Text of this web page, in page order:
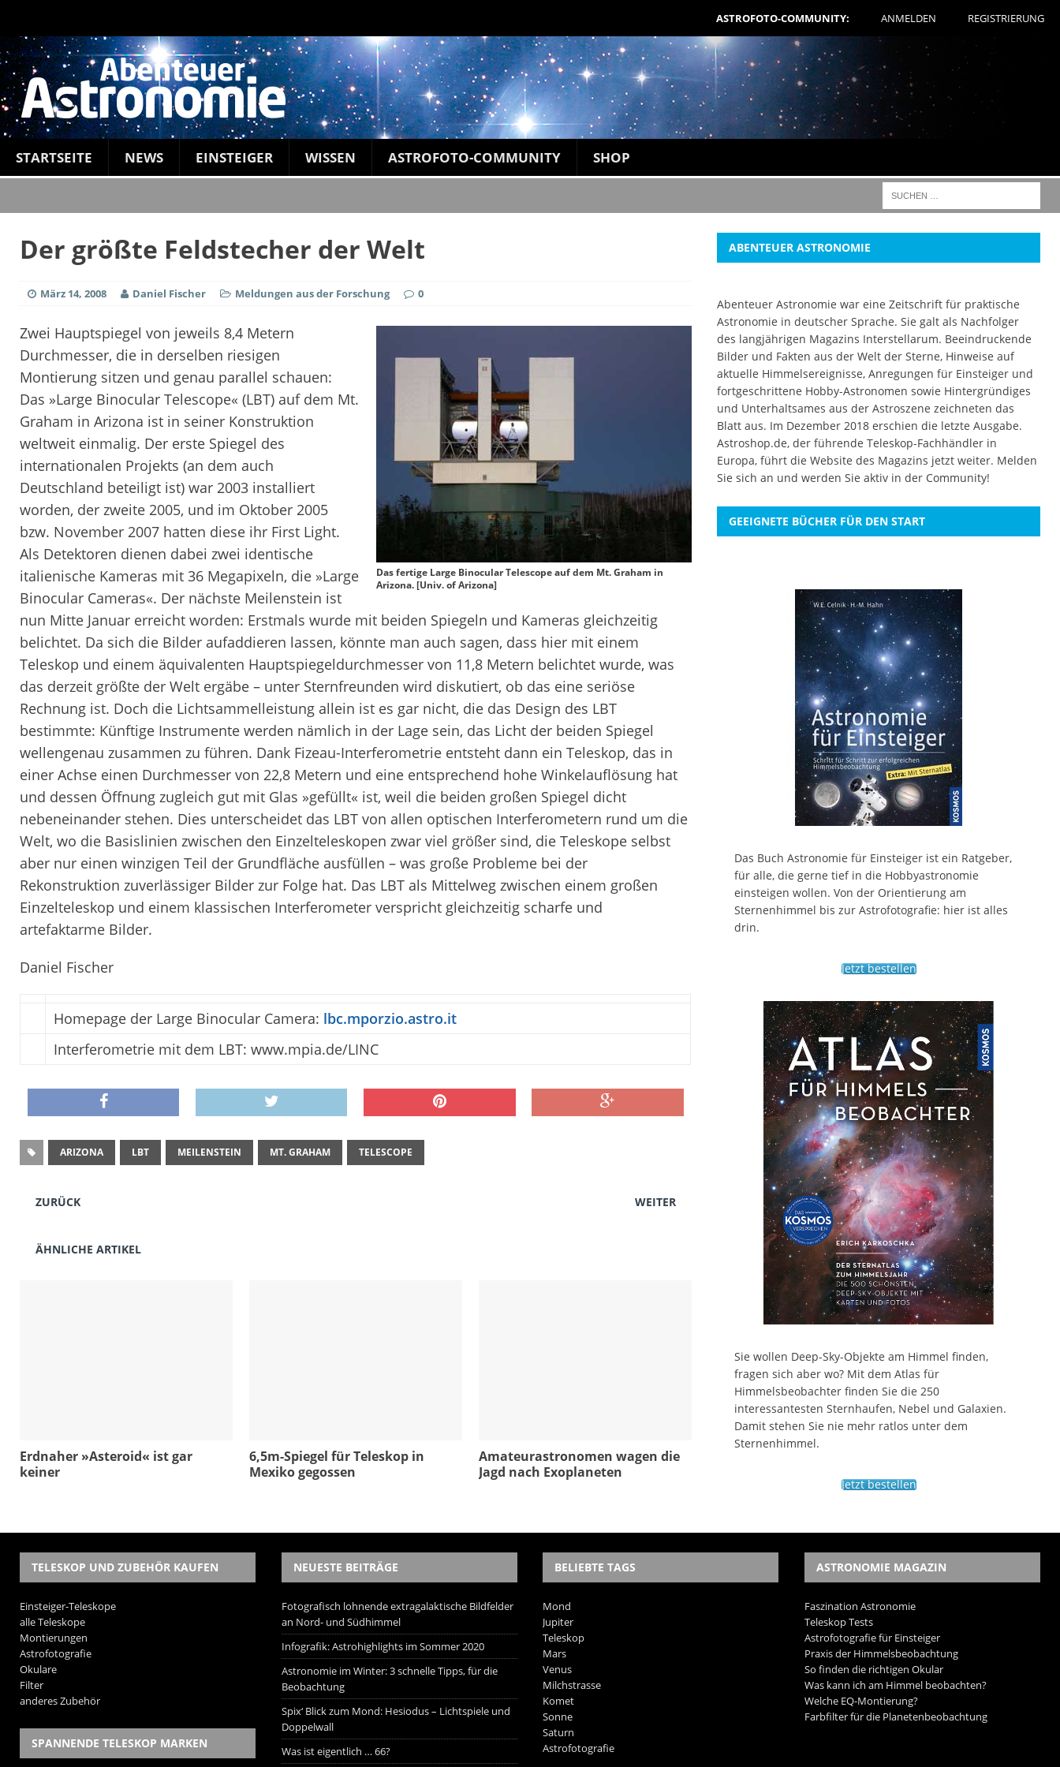
ASTROFOTO-COMMUNITY: ANMELDEN REGISTRIERUNG
STARTSEITE NEWS EINSTEIGER WISSEN ASTROFOTO-COMMUNITY SHOP
Der größte Feldstecher der Welt
März 14, 2008 Daniel Fischer Meldungen aus der Forschung 0
Das fertige Large Binocular Telescope auf dem Mt. Graham in
Arizona. [Univ. of Arizona]
Zwei Hauptspiegel von jeweils 8,4 Metern
Durchmesser, die in derselben riesigen
Montierung sitzen und genau parallel schauen:
Das »Large Binocular Telescope« (LBT) auf dem Mt.
Graham in Arizona ist in seiner Konstruktion
weltweit einmalig. Der erste Spiegel des
internationalen Projekts (an dem auch
Deutschland beteiligt ist) war 2003 installiert
worden, der zweite 2005, und im Oktober 2005
bzw. November 2007 hatten diese ihr First Light.
Als Detektoren dienen dabei zwei identische
italienische Kameras mit 36 Megapixeln, die »Large
Binocular Cameras«. Der nächste Meilenstein ist
nun Mitte Januar erreicht worden: Erstmals wurde mit beiden Spiegeln und Kameras gleichzeitig
belichtet. Da sich die Bilder aufaddieren lassen, könnte man auch sagen, dass hier mit einem
Teleskop und einem äquivalenten Hauptspiegeldurchmesser von 11,8 Metern belichtet wurde, was
das derzeit größte der Welt ergäbe – unter Sternfreunden wird diskutiert, ob das eine seriöse
Rechnung ist. Doch die Lichtsammelleistung allein ist es gar nicht, die das Design des LBT
bestimmte: Künftige Instrumente werden nämlich in der Lage sein, das Licht der beiden Spiegel
wellengenau zusammen zu führen. Dank Fizeau-Interferometrie entsteht dann ein Teleskop, das in
einer Achse einen Durchmesser von 22,8 Metern und eine entsprechend hohe Winkelauflösung hat
und dessen Öffnung zugleich gut mit Glas »gefüllt« ist, weil die beiden großen Spiegel dicht
nebeneinander stehen. Dies unterscheidet das LBT von allen optischen Interferometern rund um die
Welt, wo die Basislinien zwischen den Einzelteleskopen zwar viel größer sind, die Teleskope selbst
aber nur einen winzigen Teil der Grundfläche ausfüllen – was große Probleme bei der
Rekonstruktion zuverlässiger Bilder zur Folge hat. Das LBT als Mittelweg zwischen einem großen
Einzelteleskop und einem klassischen Interferometer verspricht gleichzeitig scharfe und
artefaktarme Bilder.
Daniel Fischer
Homepage der Large Binocular Camera: lbc.mporzio.astro.it
Interferometrie mit dem LBT: www.mpia.de/LINC
ARIZONA LBT MEILENSTEIN MT. GRAHAM TELESCOPE
ZURÜCK WEITER
ÄHNLICHE ARTIKEL
Erdnaher »Asteroid« ist gar
keiner
6,5m-Spiegel für Teleskop in
Mexiko gegossen
Amateurastronomen wagen die
Jagd nach Exoplaneten
ABENTEUER ASTRONOMIE
Abenteuer Astronomie war eine Zeitschrift für praktische
Astronomie in deutscher Sprache. Sie galt als Nachfolger
des langjährigen Magazins Interstellarum. Beeindruckende
Bilder und Fakten aus der Welt der Sterne, Hinweise auf
aktuelle Himmelsereignisse, Anregungen für Einsteiger und
fortgeschrittene Hobby-Astronomen sowie Hintergründiges
und Unterhaltsames aus der Astroszene zeichneten das
Blatt aus. Im Dezember 2018 erschien die letzte Ausgabe.
Astroshop.de, der führende Teleskop-Fachhändler in
Europa, führt die Website des Magazins jetzt weiter. Melden
Sie sich an und werden Sie aktiv in der Community!
GEEIGNETE BÜCHER FÜR DEN START
Das Buch Astronomie für Einsteiger ist ein Ratgeber,
für alle, die gerne tief in die Hobbyastronomie
einsteigen wollen. Von der Orientierung am
Sternenhimmel bis zur Astrofotografie: hier ist alles
drin.
Jetzt bestellen
Sie wollen Deep-Sky-Objekte am Himmel finden,
fragen sich aber wo? Mit dem Atlas für
Himmelsbeobachter finden Sie die 250
interessantesten Sternhaufen, Nebel und Galaxien.
Damit stehen Sie nie mehr ratlos unter dem
Sternenhimmel.
Jetzt bestellen
TELESKOP UND ZUBEHÖR KAUFEN
Einsteiger-Teleskope
alle Teleskope
Montierungen
Astrofotografie
Okulare
Filter
anderes Zubehör
SPANNENDE TELESKOP MARKEN
NEUESTE BEITRÄGE
Fotografisch lohnende extragalaktische Bildfelder
an Nord- und Südhimmel
Infografik: Astrohighlights im Sommer 2020
Astronomie im Winter: 3 schnelle Tipps, für die
Beobachtung
Spix‘ Blick zum Mond: Hesiodus – Lichtspiele und
Doppelwall
Was ist eigentlich … 66?
BELIEBTE TAGS
Mond
Jupiter
Teleskop
Mars
Venus
Milchstrasse
Komet
Sonne
Saturn
Astrofotografie
ASTRONOMIE MAGAZIN
Faszination Astronomie
Teleskop Tests
Astrofotografie für Einsteiger
Praxis der Himmelsbeobachtung
So finden die richtigen Okular
Was kann ich am Himmel beobachten?
Welche EQ-Montierung?
Farbfilter für die Planetenbeobachtung